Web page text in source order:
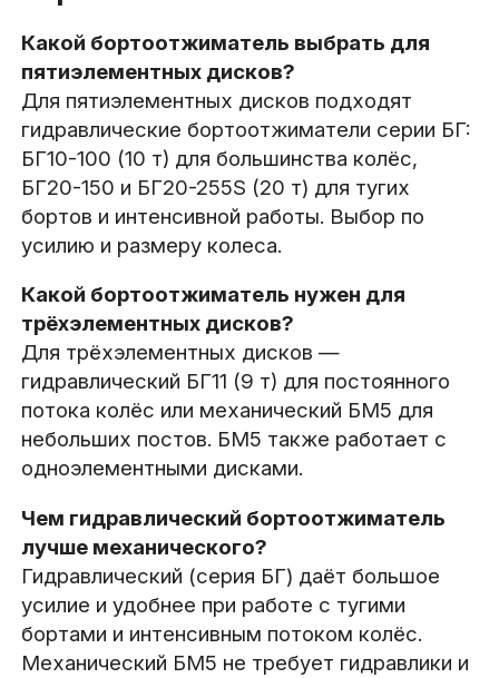
Какой бортоотжиматель выбрать для
пятиэлементных дисков?
Для пятиэлементных дисков подходят
гидравлические бортоотжиматели серии БГ:
БГ10-100 (10 т) для большинства колёс,
БГ20-150 и БГ20-255S (20 т) для тугих
бортов и интенсивной работы. Выбор по
усилию и размеру колеса.
Какой бортоотжиматель нужен для
трёхэлементных дисков?
Для трёхэлементных дисков —
гидравлический БГ11 (9 т) для постоянного
потока колёс или механический БМ5 для
небольших постов. БМ5 также работает с
одноэлементными дисками.
Чем гидравлический бортоотжиматель
лучше механического?
Гидравлический (серия БГ) даёт большое
усилие и удобнее при работе с тугими
бортами и интенсивным потоком колёс.
Механический БМ5 не требует гидравлики и